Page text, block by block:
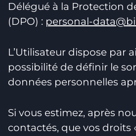
Délégué à la Protection
(DPO) : personal-
L’Utilisateur dispose par
possibilité de définir le
données personnelles
Si vous estimez, après
contactés, que vos droits